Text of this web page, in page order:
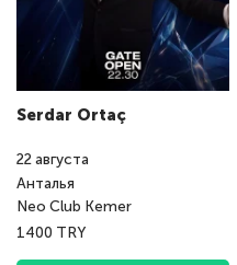
Serdar Ortaç
22августа
Анталья
Neo Club Kemer
1400 TRY